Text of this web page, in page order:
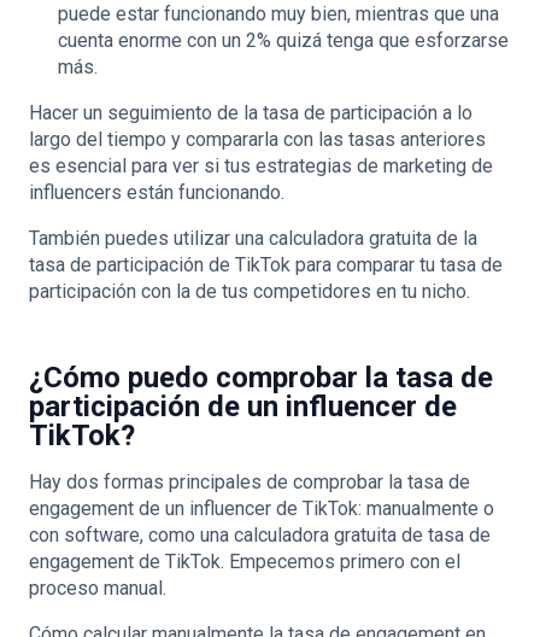
puede estar funcionando muy bien, mientras que una
cuenta enorme con un 2% quizá tenga que esforzarse
más.
Hacer un seguimiento de la tasa de participación a lo
largo del tiempo y compararla con las tasas anteriores
es esencial para ver si tus estrategias de marketing de
influencers están funcionando.
También puedes utilizar una calculadora gratuita de la
tasa de participación de TikTok para comparar tu tasa de
participación con la de tus competidores en tu nicho.
¿Cómo puedo comprobar la tasa de
participación de un influencer de
TikTok?
Hay dos formas principales de comprobar la tasa de
engagement de un influencer de TikTok: manualmente o
con software, como una calculadora gratuita de tasa de
engagement de TikTok. Empecemos primero con el
proceso manual.